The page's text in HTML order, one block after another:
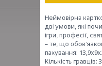
Неймовірна
дві умови, які
ігри, професії,
– те, що
пакування:
Кількість